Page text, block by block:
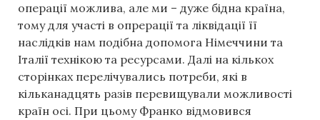
операції можлива, але ми – дуже бідна країна,
тому для участі в опрерації та ліквідації її
наслідків нам подібна допомога Німеччини та
Італії технікою та ресурсами. Далі на кількох
сторінках перелічувались потреби, які в
кільканадцять разів перевищували можливості
країн осі. При цьому Франко відмовився